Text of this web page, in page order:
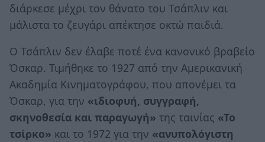
διάρκεσε μέχρι τον θάνατο του Τσάπλιν και
μάλιστα το ζευγάρι απέκτησε οκτώ παιδιά.
Ο Τσάπλιν δεν έλαβε ποτέ ένα κανονικό βραβείο
Όσκαρ. Τιμήθηκε το 1927 από την Αμερικανική
Ακαδημία Κινηματογράφου, που απονέμει τα
Όσκαρ, για την «ιδιοφυή, συγγραφή,
σκηνοθεσία και παραγωγή» της ταινίας «Το
τσίρκο» και το 1972 για την «ανυπολόγιστη